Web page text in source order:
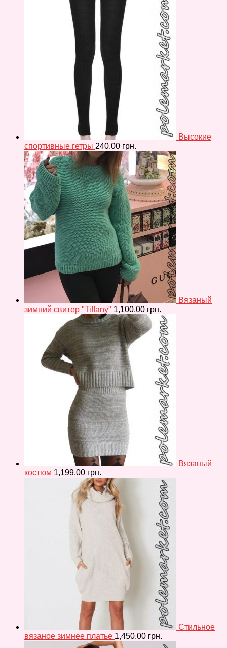
Высокие
спортивные гетры 240.00 грн.
Вязаный
зимний свитер "Tiffany" 1,100.00 грн.
Вязаный
костюм 1,199.00 грн.
Стильное
вязаное зимнее платье 1,450.00 грн.